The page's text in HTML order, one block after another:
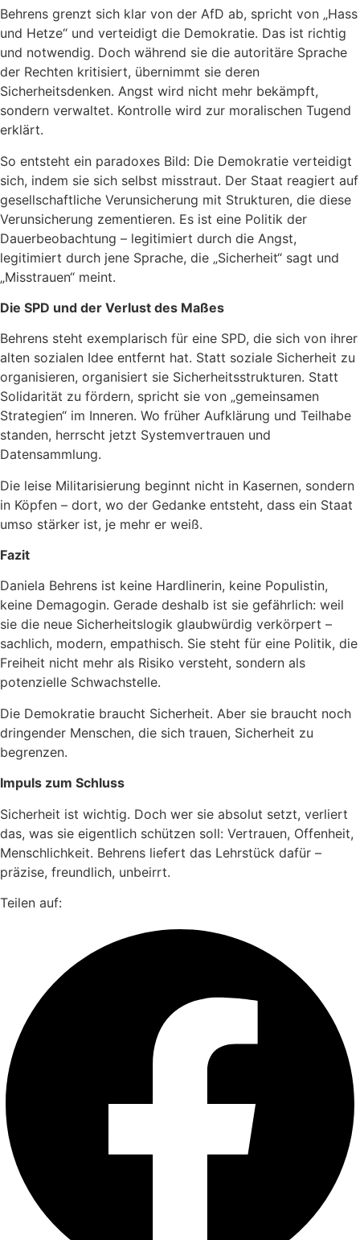
Behrens grenzt sich klar von der AfD ab, spricht von „Hass
und Hetze“ und verteidigt die Demokratie. Das ist richtig
und notwendig. Doch während sie die autoritäre Sprache
der Rechten kritisiert, übernimmt sie deren
Sicherheitsdenken. Angst wird nicht mehr bekämpft,
sondern verwaltet. Kontrolle wird zur moralischen Tugend
erklärt.
So entsteht ein paradoxes Bild: Die Demokratie verteidigt
sich, indem sie sich selbst misstraut. Der Staat reagiert auf
gesellschaftliche Verunsicherung mit Strukturen, die diese
Verunsicherung zementieren. Es ist eine Politik der
Dauerbeobachtung – legitimiert durch die Angst,
legitimiert durch jene Sprache, die „Sicherheit“ sagt und
„Misstrauen“ meint.
Die SPD und der Verlust des Maßes
Behrens steht exemplarisch für eine SPD, die sich von ihrer
alten sozialen Idee entfernt hat. Statt soziale Sicherheit zu
organisieren, organisiert sie Sicherheitsstrukturen. Statt
Solidarität zu fördern, spricht sie von „gemeinsamen
Strategien“ im Inneren. Wo früher Aufklärung und Teilhabe
standen, herrscht jetzt Systemvertrauen und
Datensammlung.
Die leise Militarisierung beginnt nicht in Kasernen, sondern
in Köpfen – dort, wo der Gedanke entsteht, dass ein Staat
umso stärker ist, je mehr er weiß.
Fazit
Daniela Behrens ist keine Hardlinerin, keine Populistin,
keine Demagogin. Gerade deshalb ist sie gefährlich: weil
sie die neue Sicherheitslogik glaubwürdig verkörpert –
sachlich, modern, empathisch. Sie steht für eine Politik, die
Freiheit nicht mehr als Risiko versteht, sondern als
potenzielle Schwachstelle.
Die Demokratie braucht Sicherheit. Aber sie braucht noch
dringender Menschen, die sich trauen, Sicherheit zu
begrenzen.
Impuls zum Schluss
Sicherheit ist wichtig. Doch wer sie absolut setzt, verliert
das, was sie eigentlich schützen soll: Vertrauen, Offenheit,
Menschlichkeit. Behrens liefert das Lehrstück dafür –
präzise, freundlich, unbeirrt.
Teilen auf: